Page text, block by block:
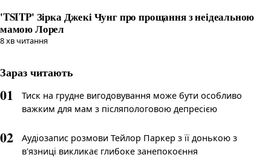
'TSITP' Зірка Джекі Чунг про прощання з неідеальною
мамою Лорел
8хв читання
Зараз читають
01
Тиск на грудне вигодовування може бути особливо
важким для мам з післяпологовою депресією
02
Аудіозапис розмови Тейлор Паркер з її донькою з
в'язниці викликає глибоке занепокоєння